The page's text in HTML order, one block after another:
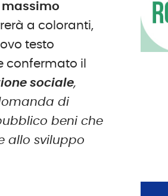
a coloranti,
testo
confermato il
sociale,
di
beni che
allo sviluppo